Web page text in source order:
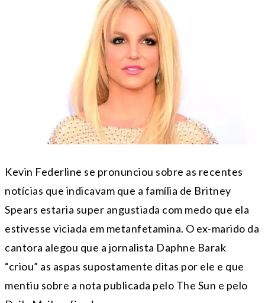
Kevin Federline se pronunciou sobre as recentes
notícias que indicavam que a família de Britney
Spears estaria super angustiada com medo que ela
estivesse viciada em metanfetamina. O ex-marido da
cantora alegou que a jornalista Daphne Barak
“criou” as aspas supostamente ditas por ele e que
mentiu sobre a nota publicada pelo The Sun e pelo